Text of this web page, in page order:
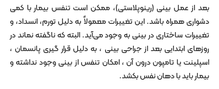
عمل بینی (رینوپلاستی)، ممکن است تنفس بیمار با کمی
باشد. این تغییرات معمولاً به دلیل تورم، انسداد، و
ساختاری در بینی به وجود می‌آید. البته که ناگفته نماند در
بعد از جراحی بینی ، به دلیل قرار گیری پانسمان ،
یا تامپون درون آن ، امکان تنفس از بینی وجود نداشته و
با دهان نفس بکشد.